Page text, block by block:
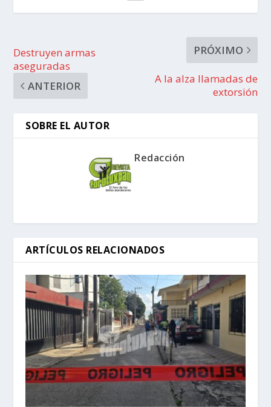
Destruyen armas
aseguradas
ANTERIOR
PRÓXIMO
A la alza llamadas de
extorsión
SOBRE EL AUTOR
Redacción
ARTÍCULOS RELACIONADOS